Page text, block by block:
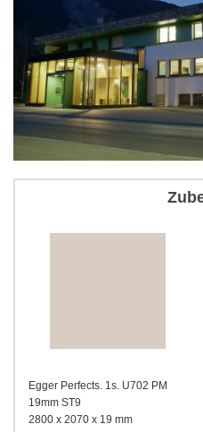
Egger Perfects. 1s. U702 PM
19mm ST9
2800 x 2070 x 19 mm